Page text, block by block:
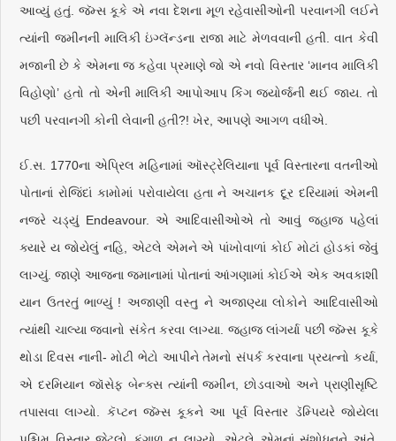
આવ્યું હતું. જૅમ્સ કૂકે એ નવા દેશના મૂળ રહેવાસીઓની પરવાનગી લઈને
ત્યાંની જમીનની માલિકી ઇંગ્લૅન્ડના રાજા માટે મેળવવાની હતી. વાત કેવી
મજાની છે કે એમના જ કહેવા પ્રમાણે જો એ નવો વિસ્તાર ‘માનવ માલિકી
વિહોણો’ હતો તો એની માલિકી આપોઆપ કિંગ જ્યોર્જની થઈ જાય. તો
પછી પરવાનગી કોની લેવાની હતી?! ખેર, આપણે આગળ વધીએ.
ઈ.સ. 1770ના એપ્રિલ મહિનામાં ઑસ્ટ્રેલિયાના પૂર્વ વિસ્તારના વતનીઓ
પોતાનાં રોજિંદાં કામોમાં પરોવાયેલા હતા ને અચાનક દૂર દરિયામાં એમની
નજરે ચડ્યું Endeavour. એ આદિવાસીઓએ તો આવું જહાજ પહેલાં
ક્યારે ય જોયેલું નહિ, એટલે એમને એ પાંખોવાળાં કોઈ મોટાં હોડકાં જેવું
લાગ્યું. જાણે આજના જમાનામાં પોતાનાં આંગણામાં કોઈએ એક અવકાશી
યાન ઉતરતું ભાળ્યું ! અજાણી વસ્તુ ને અજાણ્યા લોકોને આદિવાસીઓ
ત્યાંથી ચાલ્યા જવાનો સંકેત કરવા લાગ્યા. જહાજ લાંગર્યા પછી જૅમ્સ કૂકે
થોડા દિવસ નાની- મોટી ભેટો આપીને તેમનો સંપર્ક કરવાના પ્રયત્નો કર્યા,
એ દરમિયાન જૉસેફ બેન્ક્સ ત્યાંની જમીન, છોડવાઓ અને પ્રાણીસૃષ્ટિ
તપાસવા લાગ્યો. કૅપ્ટન જૅમ્સ કૂકને આ પૂર્વ વિસ્તાર ડૅમ્પિયરે જોયેલા